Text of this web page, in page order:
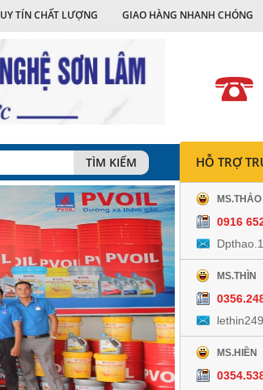
UY TÍN CHẤT LƯỢNG GIAO HÀNG NHANH CHÓNG
TÌM KIẾM HỖ TRỢ
MS.THẢO
0916
MS.THÌN
MS.HIỀN